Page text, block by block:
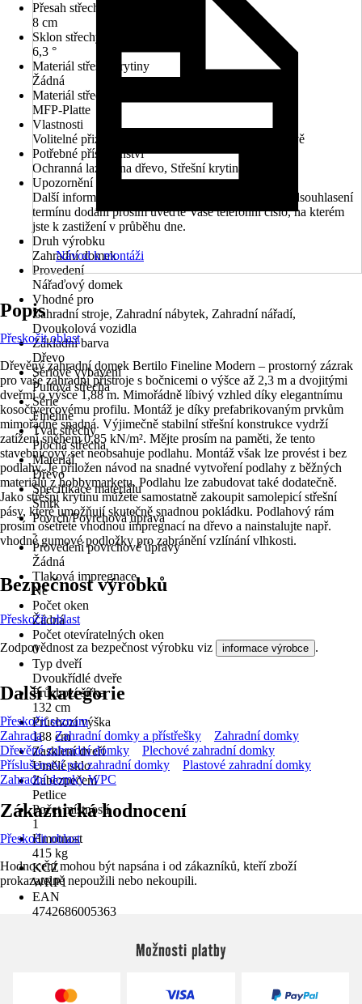
Přesah střechy zadní
8 cm
Sklon střechy
6,3 °
Materiál střešní krytiny
Žádná
Materiál střechy
MFP-Platte
Vlastnosti
Volitelné přizpůsobení střechy, Sestavitelné zrcadlově
Potřebné příslušenství
Ochranná lazura na dřevo, Střešní krytina
Upozornění
Další informace naleznete v technickém listu. Pro odsouhlasení
termínu dodání prosím uveďte Vaše telefonní číslo, na kterém
jste k zastižení v průběhu dne.
Druh výrobku
Zahradní domek
Provedení
Nářaďový domek
Vhodné pro
Zahradní stroje, Zahradní nábytek, Zahradní nářadí,
Dvoukolová vozidla
Základní barva
Dřevo
Sériové vybavení
Pultová střecha
Série
Fineline
Tvar střechy
Plochá střecha
Materiál
Dřevo
Specifikace materiálu
Smrk
Povrch/Povrchová úprava
-
Provedení povrchové úpravy
Žádná
Tlaková impregnace
Ne
Počet oken
Žádná
Počet otevíratelných oken
0
Typ dveří
Dvoukřídlé dveře
Průchozí šířka
132 cm
Průchozí výška
188 cm
Zasklení dveří
Umělé sklo
Zabezpečení
Petlice
Počet místností
1
Hmotnost
415 kg
KČZ
WRP1
EAN
4742686005363
Návod k montáži
Popis
Přeskočit oblast
Dřevěný zahradní domek Bertilo Fineline Modern – prostorný zázrak
pro vaše zahradní přístroje s bočnicemi o výšce až 2,3 m a dvojitými
dveřmi o výšce 1,88 m. Mimořádně líbivý vzhled díky elegantnímu
kosočtvercovému profilu. Montáž je díky prefabrikovaným prvkům
mimořádně snadná. Výjimečně stabilní střešní konstrukce vydrží
zatížení sněhem 0,85 kN/m². Mějte prosím na paměti, že tento
stavebnicový set neobsahuje podlahu. Montáž však lze provést i bez
podlahy. Je přiložen návod na snadné vytvoření podlahy z běžných
materiálů z hobbymarketu. Podlahu lze zabudovat také dodatečně.
Jako střešní krytinu můžete samostatně zakoupit samolepicí střešní
pásy, které umožňují skutečně snadnou pokládku. Podlahový rám
prosím ošetřete vhodnou impregnací na dřevo a nainstalujte např.
vhodné gumové podložky pro zabránění vzlínání vlhkosti.
Bezpečnost výrobků
Přeskočit oblast
Zodpovědnost za bezpečnost výrobku viz informace výrobce .
Další kategorie
Přeskočit seznam
Zahrada
Zahradní domky a přístřešky
Zahradní domky
Dřevěné zahradní domky
Plechové zahradní domky
Příslušenství pro zahradní domky
Plastové zahradní domky
Zahradní domky WPC
Zákaznická hodnocení
Přeskočit oblast
Hodnocení mohou být napsána i od zákazníků, kteří zboží
prokazatelně nepoužili nebo nekoupili.
Možnosti platby